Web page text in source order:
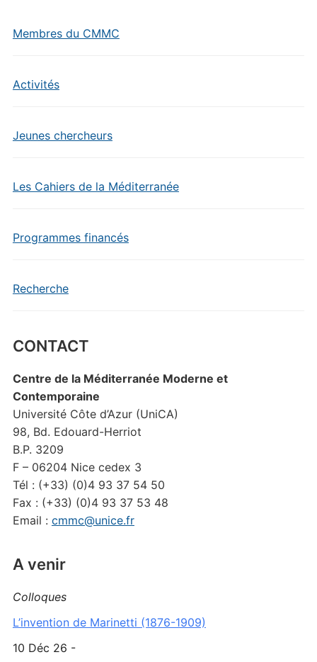
Membres du CMMC
Activités
Jeunes chercheurs
Les Cahiers de la Méditerranée
Programmes financés
Recherche
CONTACT
Centre de la Méditerranée Moderne et
Contemporaine
Université Côte d’Azur (UniCA)
98, Bd. Edouard-Herriot
B.P. 3209
F – 06204 Nice cedex 3
Tél : (+33) (0)4 93 37 54 50
Fax : (+33) (0)4 93 37 53 48
Email : cmmc@unice.fr
A venir
Colloques
L’invention de Marinetti (1876-1909)
10 Déc 26 -